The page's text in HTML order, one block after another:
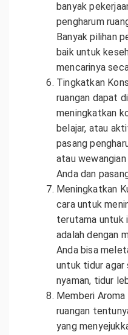
banyak
pengharum
Banyak pilihan
baik untuk
mencarinya
Tingkatkan
ruangan dapat
meningkatkan
belajar, atau
pasang
atau
Anda dan
Meningkatkan
cara untuk
terutama untuk
adalah dengan
Anda bisa
untuk tidur agar
nyaman, tidur
Memberi
ruangan
yang